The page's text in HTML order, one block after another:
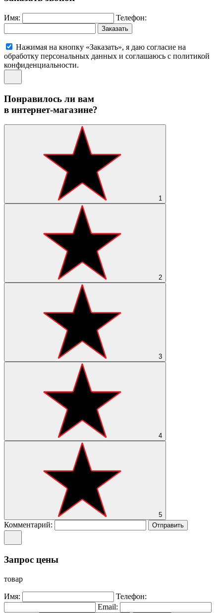
Имя: Телефон:
Заказать
Нажимая на кнопку «Заказать», я даю согласие на
обработку персональных данных и соглашаюсь c политикой
конфиденциальности.
Понравилось ли вам
в интернет-магазине?
1
2
3
4
5
Комментарий: Отправить
Запрос цены
товар
Имя:
Телефон:
Email: